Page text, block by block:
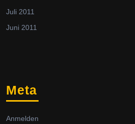
Juli 2011
Juni 2011
Meta
Anmelden